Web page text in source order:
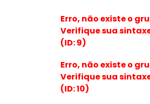
Erro, não existe o
Verifique sua
(ID: 9)
Erro, não existe o
Verifique sua
(ID: 10)